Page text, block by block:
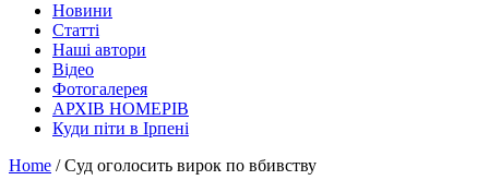
Новини
Статті
Наші автори
Відео
Фотогалерея
АРХІВ НОМЕРІВ
Куди піти в Ірпені
Home / Суд оголосить вирок по вбивству